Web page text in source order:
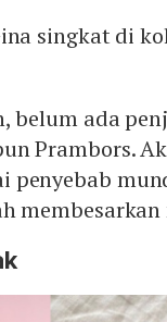
singkat di
belum ada
Prambors.
penyebab
membesarkan